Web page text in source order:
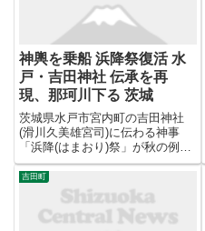
神輿を乗船 浜降祭復活 水
戸・吉田神社 伝承を再
現、那珂川下る 茨城
茨城県水戸市宮内町の吉田神社
(滑川久美雄宮司)に伝わる神事
「浜降(はまおり)祭」が秋の例大
祭最終日の26日、現代によみが
えった。神輿(みこし)を那珂川で
船に乗せ、同県ひたちなか市の河
口まで下る神事で、 ... 五島列島
キリシタン物語【後編】...
吉田町